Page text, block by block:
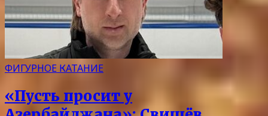
ФИГУРНОЕ КАТАНИЕ
«Пусть просит у